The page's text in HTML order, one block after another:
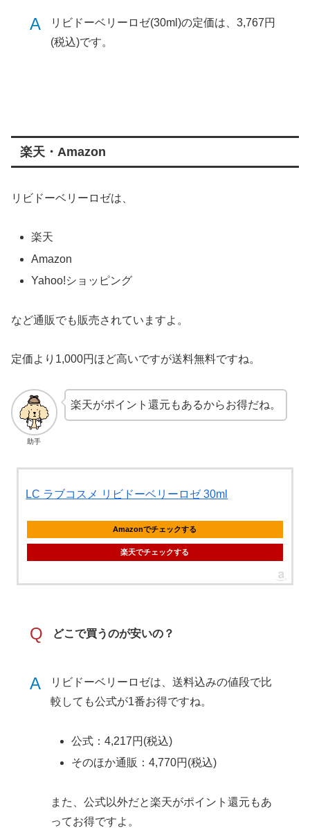
A
リビドーベリーロゼ(30ml)の定価は、3,767円
(税込)です。
楽天・Amazon
リビドーベリーロゼは、
楽天
Amazon
Yahoo!ショッピング
など通販でも販売されていますよ。
定価より1,000円ほど高いですが送料無料ですね。
助手
楽天がポイント還元もあるからお得だね。
LC ラブコスメ リビドーベリーロゼ 30ml
Amazonでチェックする
楽天でチェックする
Q どこで買うのが安いの？
A
リビドーベリーロゼは、送料込みの値段で比
較しても公式が1番お得ですね。
公式：4,217円(税込)
そのほか通販：4,770円(税込)
また、公式以外だと楽天がポイント還元もあ
ってお得ですよ。